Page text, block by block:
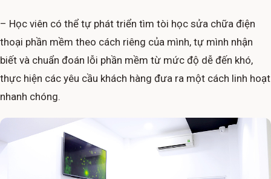
– Học viên có thể tự phát triển tìm tòi học sửa chữa điện
thoại phần mềm theo cách riêng của mình, tự mình nhận
biết và chuẩn đoán lỗi phần mềm từ mức độ dễ đến khó,
thực hiện các yêu cầu khách hàng đưa ra một cách linh hoạt
nhanh chóng.